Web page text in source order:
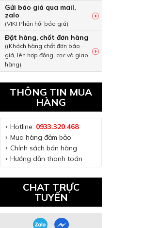
Gửi báo giá qua mail,
zalo
(VIKI Phản hồi báo giá)
Đặt hàng, chốt đơn hàng
((Khách hàng chốt đơn báo
giá, lên hợp đồng, cọc và giao
hàng)
THÔNG TIN MUA
HÀNG
Hotline: 0933.320.468
Mua hàng đảm bảo
Chính sách bán hàng
Hướng dẫn thanh toán
CHAT TRỰC
TUYẾN